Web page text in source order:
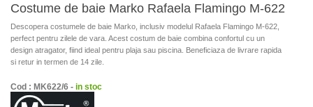
Costume de baie Marko Rafaela Flamingo M-622
Descopera costumele de baie Marko, inclusiv modelul Rafaela Flamingo M-622,
perfect pentru zilele de vara. Acest costum de baie combina confortul cu un
design atragator, fiind ideal pentru plaja sau piscina. Beneficiaza de livrare rapida
si retur in termen de 14 zile.
Cod : MK622/6 - in stoc